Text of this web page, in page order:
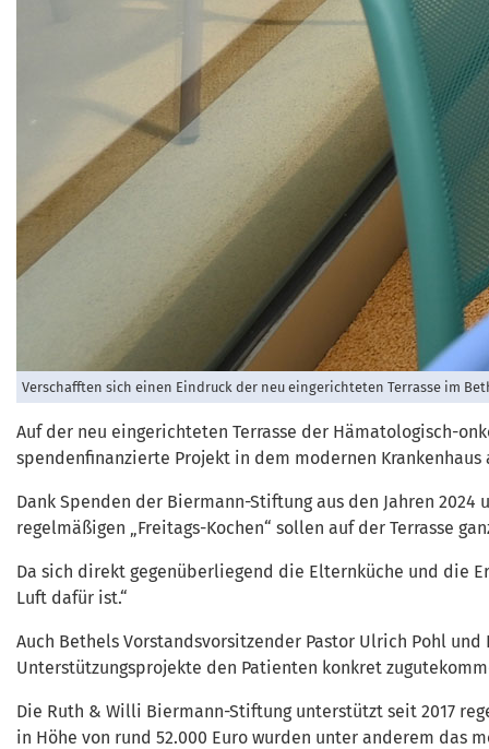
Verschafften sich einen Eindruck der neu eingerichteten Terrasse im
Auf der neu eingerichteten Terrasse der Hämatologisch-
spendenfinanzierte Projekt in dem modernen
Dank Spenden der Biermann-Stiftung aus den Jahren
regelmäßigen „Freitags-Kochen“ sollen auf der Terrasse
Da sich direkt gegenüberliegend die Elternküche und die
Luft dafür ist.“
Auch Bethels Vorstandsvorsitzender Pastor Ulrich Pohl
Unterstützungsprojekte den Patienten konkret
Die Ruth & Willi Biermann-Stiftung unterstützt seit 2017
in Höhe von rund 52.000 Euro wurden unter anderem das